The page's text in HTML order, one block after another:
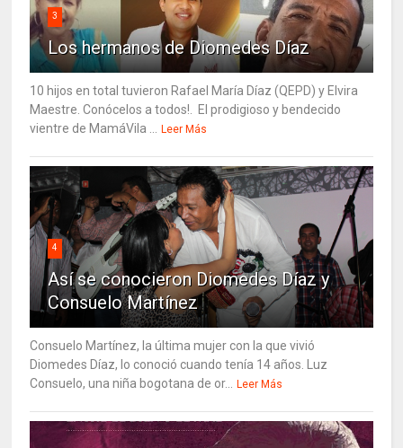
3
Los hermanos de Diomedes Díaz
10 hijos en total tuvieron Rafael María Díaz (QEPD) y Elvira
Maestre. Conócelos a todos!. El prodigioso y bendecido
vientre de MamáVila ...
Leer Más
4
Así se conocieron Diomedes Díaz y
Consuelo Martínez
Consuelo Martínez, la última mujer con la que vivió
Diomedes Díaz, lo conoció cuando tenía 14 años. Luz
Consuelo, una niña bogotana de or...
Leer Más